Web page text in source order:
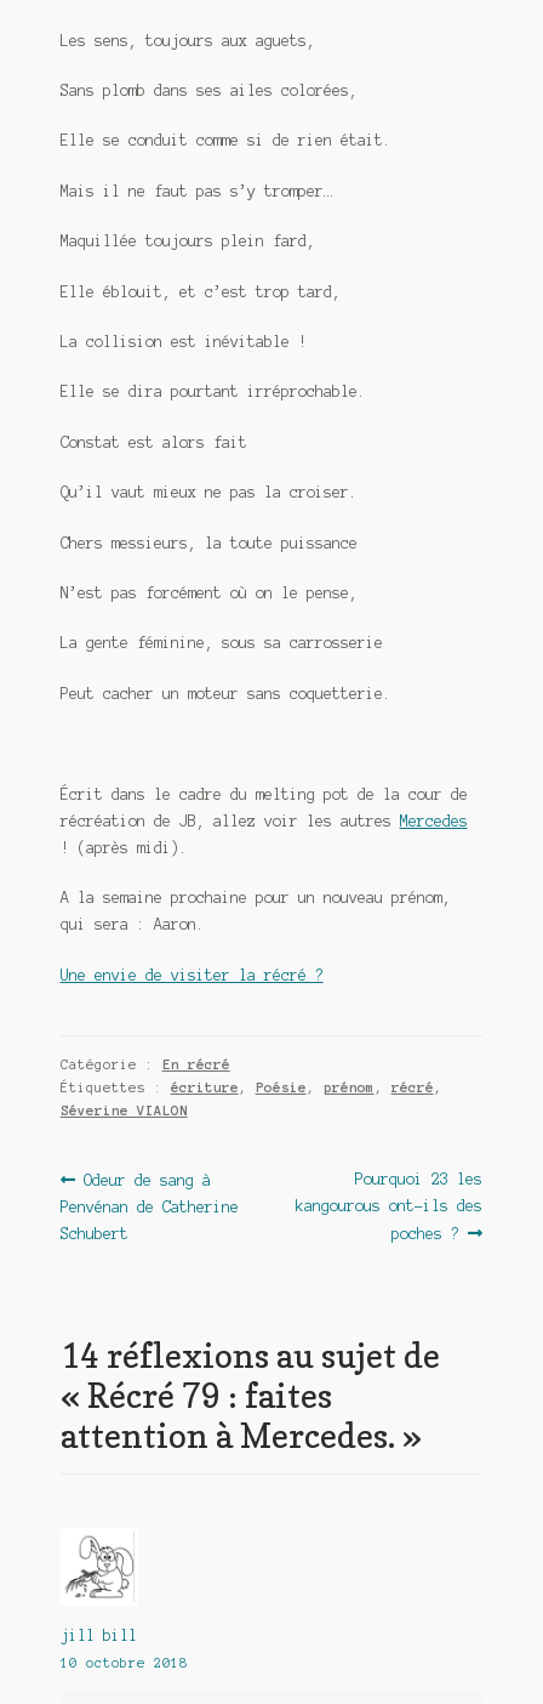
Les sens, toujours aux aguets,
Sans plomb dans ses ailes colorées,
Elle se conduit comme si de rien était.
Mais il ne faut pas s’y tromper…
Maquillée toujours plein fard,
Elle éblouit, et c’est trop tard,
La collision est inévitable !
Elle se dira pourtant irréprochable.
Constat est alors fait
Qu’il vaut mieux ne pas la croiser.
Chers messieurs, la toute puissance
N’est pas forcément où on le pense,
La gente féminine, sous sa carrosserie
Peut cacher un moteur sans coquetterie.
Écrit dans le cadre du melting pot de la cour de
récréation de JB, allez voir les autres
Mercedes
! (après midi).
A la semaine prochaine pour un nouveau prénom,
qui sera : Aaron.
Une envie de visiter la récré ?
Catégorie : En récré
Étiquettes : écriture , Poésie , prénom , récré ,
Séverine VIALON
Navigation
de
Article
précédent :
Odeur de sang à
Penvénan de Catherine
Schubert
Article
suivant :
Pourquoi 23 les
kangourous ont-ils des
poches ?
14 réflexions au sujet de
« Récré 79 : faites
attention à Mercedes. »
jill bill
10 octobre 2018